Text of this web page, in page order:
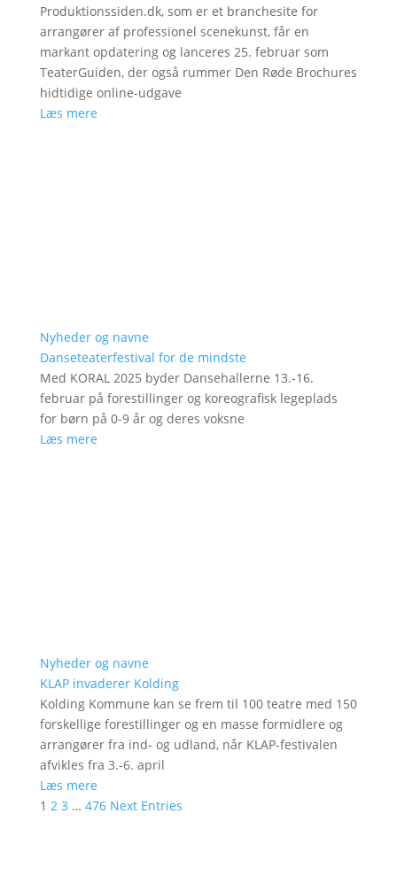
Produktionssiden.dk, som er et branchesite for
arrangører af professionel scenekunst, får en
markant opdatering og lanceres 25. februar som
TeaterGuiden, der også rummer Den Røde Brochures
hidtidige online-udgave
Læs mere
Nyheder og navne
Danseteaterfestival for de mindste
Med KORAL 2025 byder Dansehallerne 13.-16.
februar på forestillinger og koreografisk legeplads
for børn på 0-9 år og deres voksne
Læs mere
Nyheder og navne
KLAP invaderer Kolding
Kolding Kommune kan se frem til 100 teatre med 150
forskellige forestillinger og en masse formidlere og
arrangører fra ind- og udland, når KLAP-festivalen
afvikles fra 3.-6. april
Læs mere
1 2 3 … 476 Next Entries